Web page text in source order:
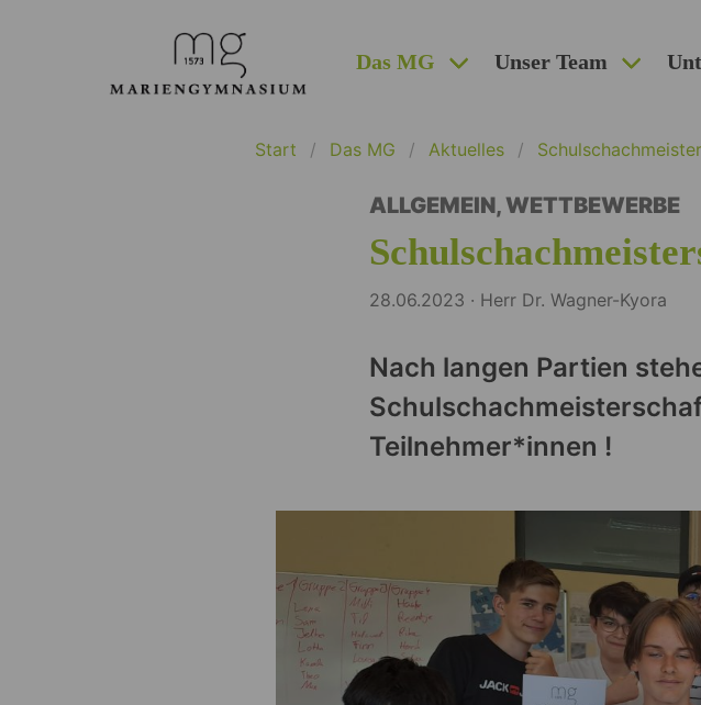
Das MG Unser Team
Start Das MG Aktuelles
ALLGEMEIN,WETTBEWERBE
28.06.2023 · Herr Dr. Wagner-Kyora
Nach langen Partien
Teilnehmer*innen !